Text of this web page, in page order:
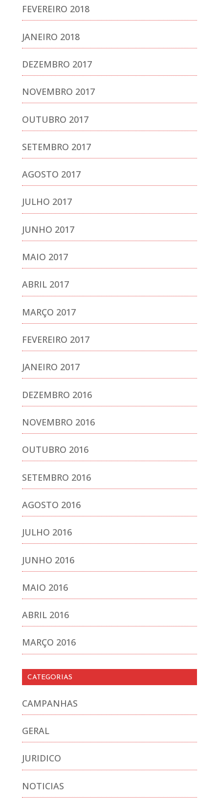
FEVEREIRO 2018
JANEIRO 2018
DEZEMBRO 2017
NOVEMBRO 2017
OUTUBRO 2017
SETEMBRO 2017
AGOSTO 2017
JULHO 2017
JUNHO 2017
MAIO 2017
ABRIL 2017
MARÇO 2017
FEVEREIRO 2017
JANEIRO 2017
DEZEMBRO 2016
NOVEMBRO 2016
OUTUBRO 2016
SETEMBRO 2016
AGOSTO 2016
JULHO 2016
JUNHO 2016
MAIO 2016
ABRIL 2016
MARÇO 2016
CATEGORIAS
CAMPANHAS
GERAL
JURIDICO
NOTICIAS